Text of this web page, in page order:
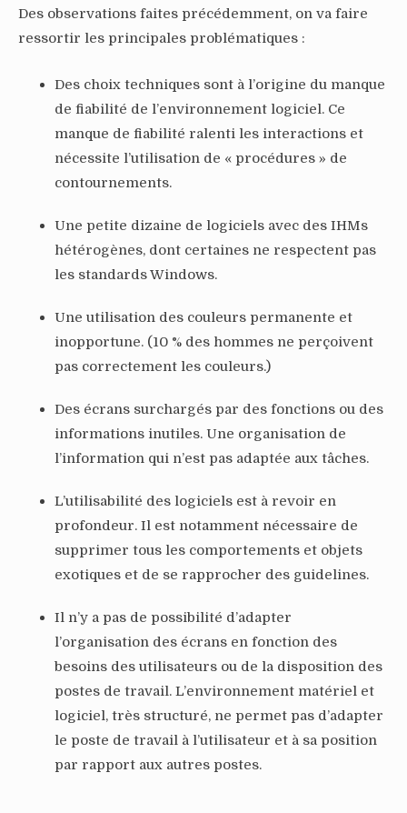
Des observations faites précédemment, on va faire
ressortir les principales problématiques :
Des choix techniques sont à l’origine du manque
de fiabilité de l’environnement logiciel. Ce
manque de fiabilité ralenti les interactions et
nécessite l’utilisation de « procédures » de
contournements.
Une petite dizaine de logiciels avec des IHMs
hétérogènes, dont certaines ne respectent pas
les standards Windows.
Une utilisation des couleurs permanente et
inopportune. (10 % des hommes ne perçoivent
pas correctement les couleurs.)
Des écrans surchargés par des fonctions ou des
informations inutiles. Une organisation de
l’information qui n’est pas adaptée aux tâches.
L’utilisabilité des logiciels est à revoir en
profondeur. Il est notamment nécessaire de
supprimer tous les comportements et objets
exotiques et de se rapprocher des guidelines.
Il n’y a pas de possibilité d’adapter
l’organisation des écrans en fonction des
besoins des utilisateurs ou de la disposition des
postes de travail. L’environnement matériel et
logiciel, très structuré, ne permet pas d’adapter
le poste de travail à l’utilisateur et à sa position
par rapport aux autres postes.